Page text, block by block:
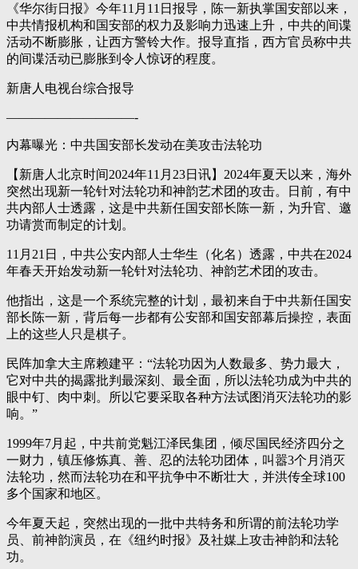
《华尔街日报》今年11月11日报导，陈一新执掌国安部以来，
中共情报机构和国安部的权力及影响力迅速上升，中共的间谍
活动不断膨胀，让西方警铃大作。报导直指，西方官员称中共
的间谍活动已膨胀到令人惊讶的程度。
新唐人电视台综合报导
——————————-
内幕曝光：中共国安部长发动在美攻击法轮功
【新唐人北京时间2024年11月23日讯】2024年夏天以来，海外
突然出现新一轮针对法轮功和神韵艺术团的攻击。日前，有中
共内部人士透露，这是中共新任国安部长陈一新，为升官、邀
功请赏而制定的计划。
11月21日，中共公安内部人士华生（化名）透露，中共在2024
年春天开始发动新一轮针对法轮功、神韵艺术团的攻击。
他指出，这是一个系统完整的计划，最初来自于中共新任国安
部长陈一新，背后每一步都有公安部和国安部幕后操控，表面
上的这些人只是棋子。
民阵加拿大主席赖建平：“法轮功因为人数最多、势力最大，
它对中共的揭露批判最深刻、最全面，所以法轮功成为中共的
眼中钉、肉中刺。所以它要采取各种方法试图消灭法轮功的影
响。”
1999年7月起，中共前党魁江泽民集团，倾尽国民经济四分之
一财力，镇压修炼真、善、忍的法轮功团体，叫嚣3个月消灭
法轮功，然而法轮功在和平抗争中不断壮大，并洪传全球100
多个国家和地区。
今年夏天起，突然出现的一批中共特务和所谓的前法轮功学
员、前神韵演员，在《纽约时报》及社媒上攻击神韵和法轮
功。